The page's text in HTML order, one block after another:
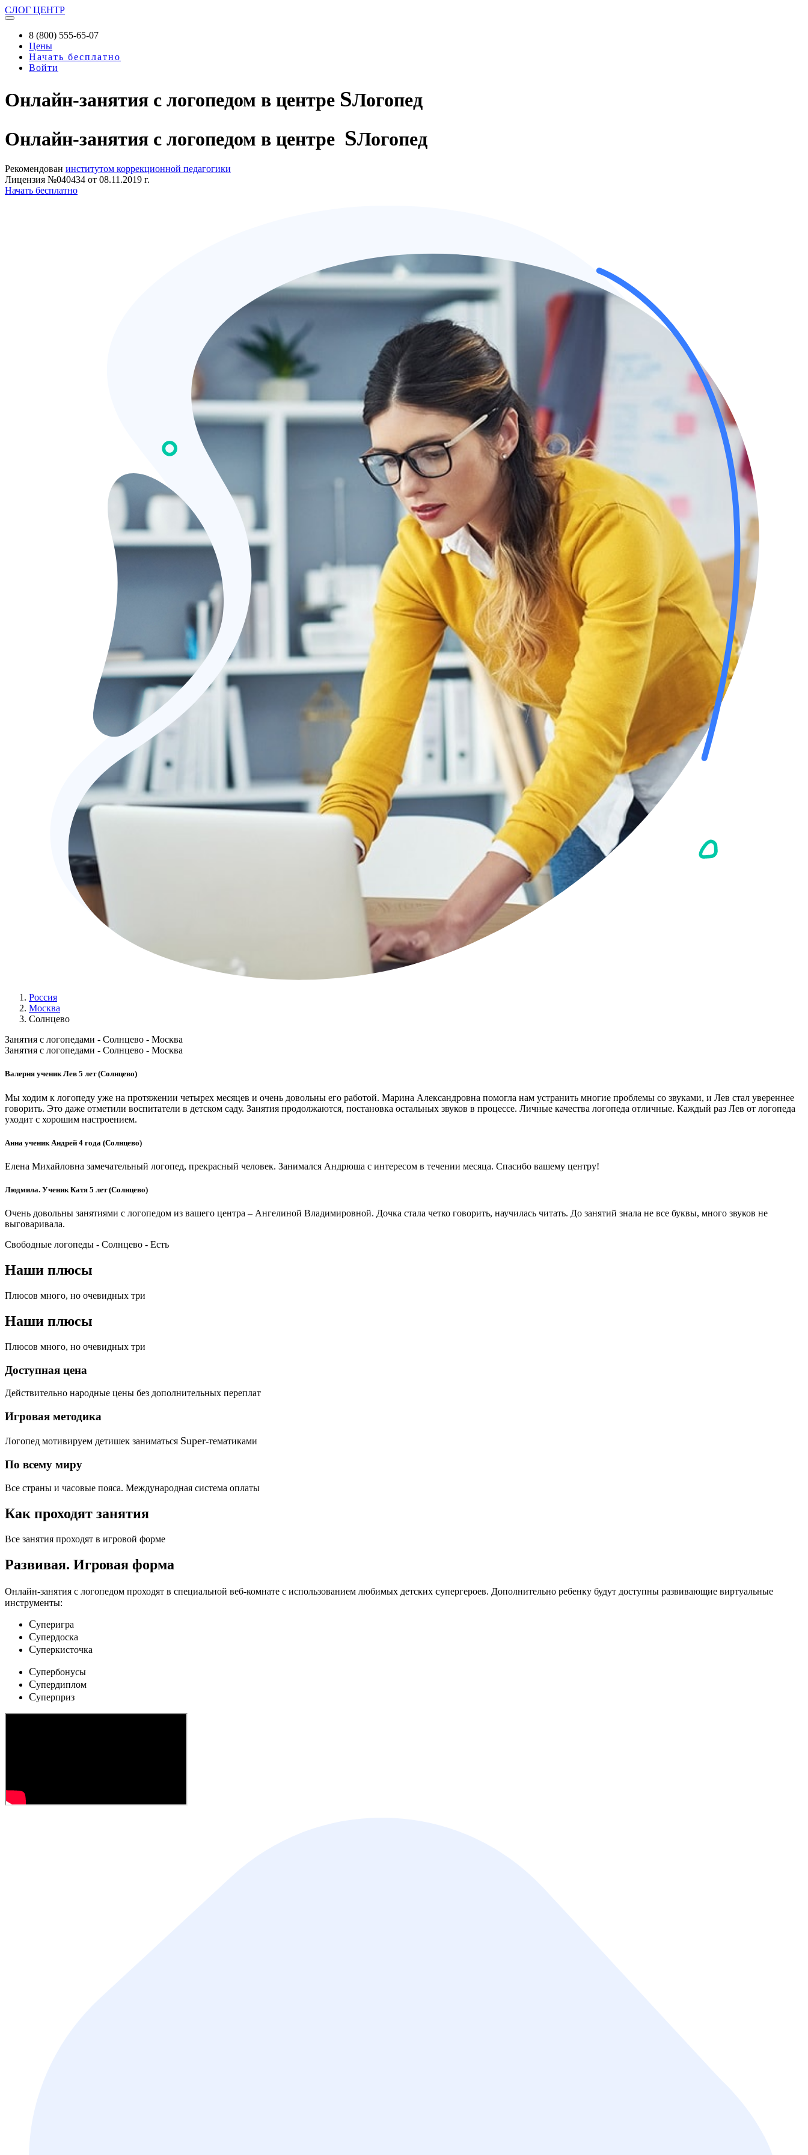
СЛОГ ЦЕНТР
8 (800) 555-65-07
Цены
Начать бесплатно
Войти
Онлайн-занятия с логопедом в центре SЛогопед
Онлайн-занятия с логопедом в центре SЛогопед
Рекомендован институтом коррекционной педагогики
Лицензия №040434 от 08.11.2019 г.
Начать бесплатно
Россия
Москва
Солнцево
Занятия с логопедами - Солнцево - Москва
Занятия с логопедами - Солнцево - Москва
Валерия ученик Лев 5 лет (Солнцево)
Мы ходим к логопеду уже на протяжении четырех месяцев и очень довольны его работой. Марина Александровна помогла нам устранить многие проблемы со звуками, и Лев стал увереннее
говорить. Это даже отметили воспитатели в детском саду. Занятия продолжаются, постановка остальных звуков в процессе. Личные качества логопеда отличные. Каждый раз Лев от логопеда
уходит с хорошим настроением.
Анна ученик Андрей 4 года (Солнцево)
Елена Михайловна замечательный логопед, прекрасный человек. Занимался Андрюша с интересом в течении месяца. Спасибо вашему центру!
Людмила. Ученик Катя 5 лет (Солнцево)
Очень довольны занятиями с логопедом из вашего центра – Ангелиной Владимировной. Дочка стала четко говорить, научилась читать. До занятий знала не все буквы, много звуков не
выговаривала.
Свободные логопеды - Солнцево - Есть
Наши плюсы
Плюсов много, но очевидных три
Наши плюсы
Плюсов много, но очевидных три
Доступная цена
Действительно народные цены без дополнительных переплат
Игровая методика
Логопед мотивируем детишек заниматься Super-тематиками
По всему миру
Все страны и часовые пояса. Международная система оплаты
Как проходят занятия
Все занятия проходят в игровой форме
Развивая. Игровая форма
Онлайн-занятия с логопедом проходят в специальной веб-комнате с использованием любимых детских cупергероев. Дополнительно ребенку будут доступны развивающие виртуальные
инструменты:
Cуперигра
Cупердоска
Cуперкисточка
Cупербонусы
Cупердиплом
Cуперприз